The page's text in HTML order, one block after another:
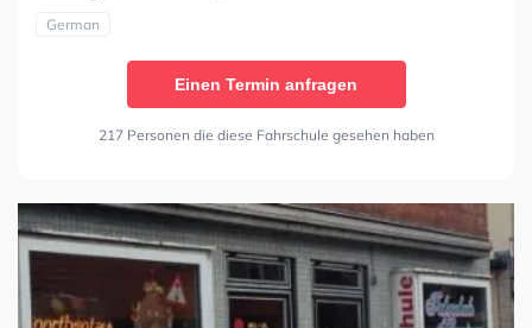
German
Einen Termin anfragen
217 Personen die diese Fahrschule gesehen haben